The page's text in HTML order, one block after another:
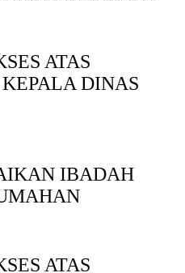
ATAS
DINAS
IBADAH
ATAS